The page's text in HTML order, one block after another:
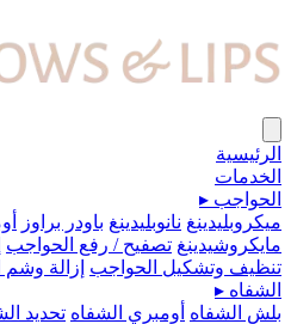
الرئيسية
الخدمات
الحواجب ▸
ميكروبلیدينغ نانوبليدينغ باودر براوز
مايكروشيدينغ تصفيح / رفع الحواجب
تنظيف وتشكيل الحواجب إزالة
الشفاه ▸
بلش الشفاه أومبري الشفاه تحديد